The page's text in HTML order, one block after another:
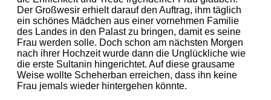
Der Großwesir erhielt darauf den Auftrag, ihm täglich
ein schönes Mädchen aus einer vornehmen Familie
des Landes in den Palast zu bringen, damit es seine
Frau werden solle. Doch schon am nächsten Morgen
nach ihrer Hochzeit wurde dann die Unglückliche wie
die erste Sultanin hingerichtet. Auf diese grausame
Weise wollte Scheherban erreichen, dass ihn keine
Frau jemals wieder hintergehen könnte.